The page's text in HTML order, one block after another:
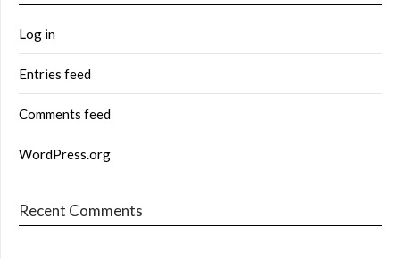
Log in
Entries feed
Comments feed
WordPress.org
Recent Comments